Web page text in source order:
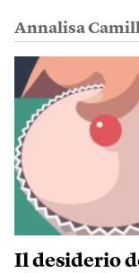
Annalisa
Il desiderio